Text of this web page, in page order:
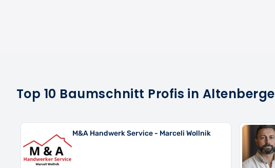
Top 10 Baumschnitt Profis in Altenberge
M&A Handwerk Service - Marceli Wollnik